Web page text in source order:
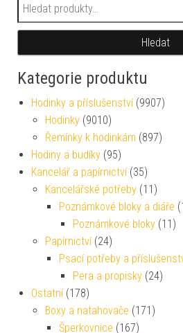
Hledat
Kategorie produktu
Hodinky a příslušenství (9907)
Hodinky (9010)
Řemínky k hodinkám (897)
Hodiny a budíky (95)
Kancelář a papírnictví (35)
Kancelářské potřeby (11)
Poznámkové bloky a diáře
Poznámkové bloky (11)
Papírnictví (24)
Psací potřeby a
Pera a propisky (24)
Ostatní (178)
Boxy a natahovače (171)
Šperkovnice (167)